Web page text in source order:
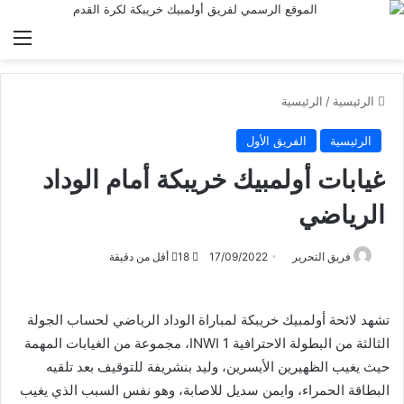
الرئيسية / الرئيسية
الرئيسية الفريق الأول
غيابات أولمبيك خريبكة أمام الوداد
الرياضي
فريق التحرير 17/09/2022 أقل من دقيقة
تشهد لائحة أولمبيك خريبكة لمباراة الوداد الرياضي لحساب الجولة
الثالثة من البطولة الاحترافية INWI 1، مجموعة من الغيابات المهمة
حيث يغيب الظهيرين الأيسرين، وليد بنشريفة للتوقيف بعد تلقيه
البطاقة الحمراء، وايمن سديل للاصابة، وهو نفس السبب الذي يغيب